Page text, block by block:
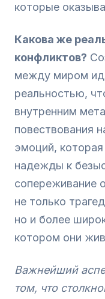
которые
Какова же
конфликтов?
между миром
реальностью,
внутренним
повествования
эмоций,
надежды к
сопереживание
не только
но и более
котором они
Важнейший
том, что